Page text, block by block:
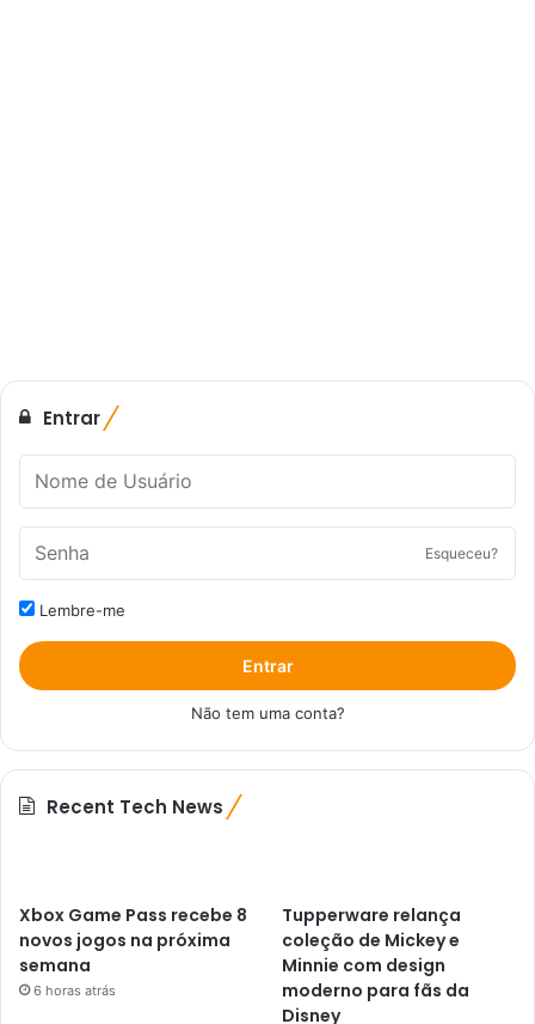
Entrar
Esqueceu?
Lembre-me
Entrar
Não tem uma conta?
Recent Tech News
Xbox Game Pass recebe 8
novos jogos na próxima
semana
6 horas atrás
Tupperware relança
coleção de Mickey e
Minnie com design
moderno para fãs da
Disney